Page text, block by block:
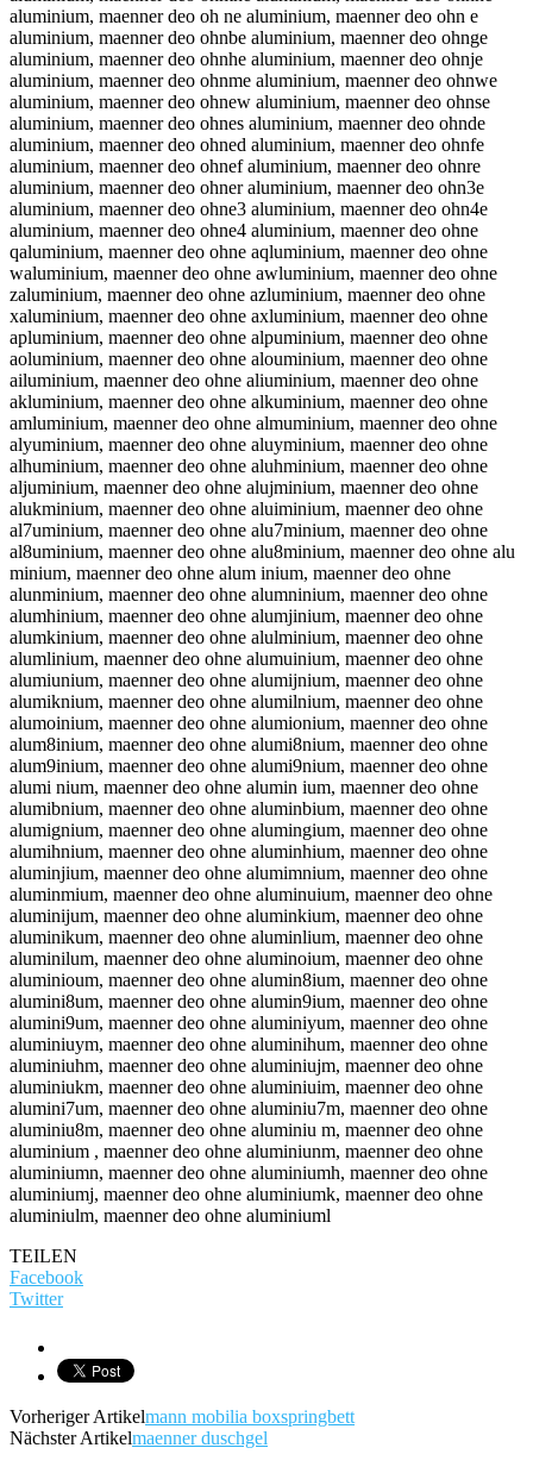
TEILEN
Facebook
Twitter
Vorheriger Artikelmann mobilia boxspringbett
Nächster Artikelmaenner duschgel